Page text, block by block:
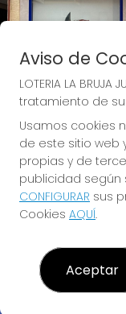
Aviso de
LOTERIA LA
tratamiento de
Usamos cookies
de este sitio web
propias y de
publicidad según
CONFIGURAR sus
Cookies AQUÍ.
Aceptar